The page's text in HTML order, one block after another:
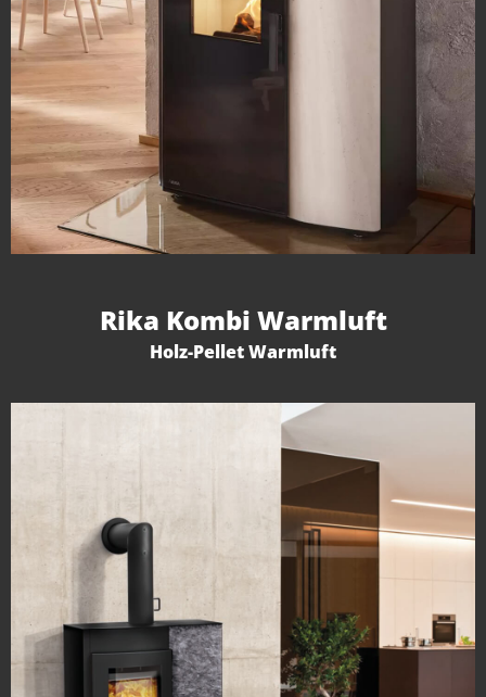
Rika Kombi Warmluft
Holz-Pellet Warmluft